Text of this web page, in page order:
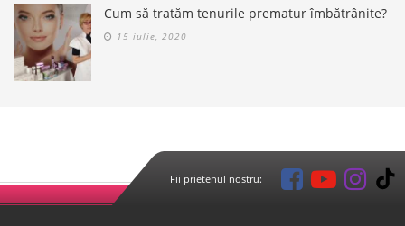
Cum să tratăm tenurile prematur îmbătrânite?
15 iulie, 2020
Fii prietenul nostru: